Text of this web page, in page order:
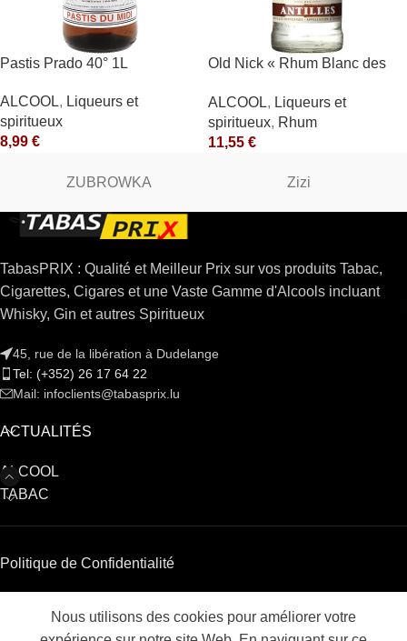
Pastis Prado 40° 1L
ALCOOL, Liqueurs et
spiritueux
8,99 €
Old Nick « Rhum Blanc des
Françaises
ALCOOL, Liqueurs et
spiritueux, Rhum
11,55 €
ZUBROWKA Zizi
TabasPRIX : Qualité et Meilleur Prix sur vos produits Tabac,
Cigarettes, Cigares et une Vaste Gamme d'Alcools incluant
Whisky, Gin et autres Spiritueux
45, rue de la libération à Dudelange
Tel: (+352) 26 17 64 22
Mail: infoclients@tabasprix.lu
ACTUALITÉS
ALCOOL
TABAC
Politique de Confidentialité
Nous utilisons des cookies pour améliorer votre